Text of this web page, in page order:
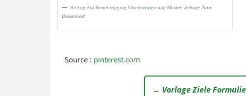
Antrag Auf Genehmigung Strassensperrung Muster Vorlage Zum
Download
Source : pinterest.com
← Vorlage Ziele